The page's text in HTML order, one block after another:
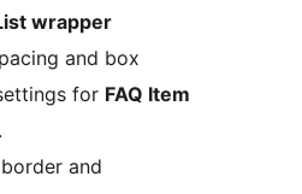
wrapper
and box
for FAQ Item
.
and